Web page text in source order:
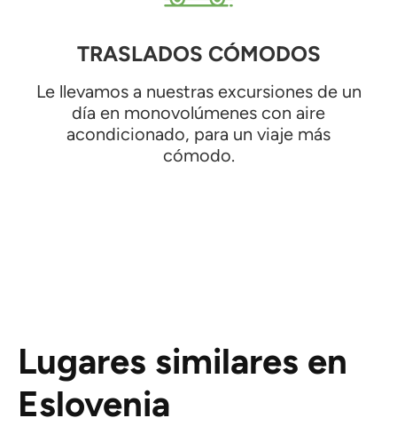
TRASLADOS CÓMODOS
Le llevamos a nuestras excursiones de un
día en monovolúmenes con aire
acondicionado, para un viaje más
cómodo.
Lugares similares en
Eslovenia